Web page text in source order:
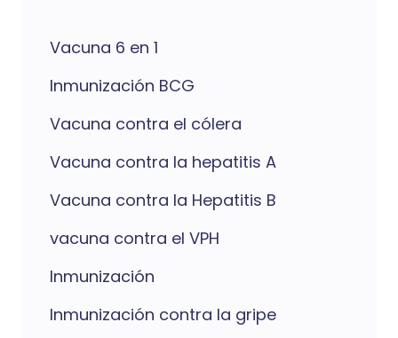
Vacuna 6 en 1
Inmunización BCG
Vacuna contra el cólera
Vacuna contra la hepatitis A
Vacuna contra la Hepatitis B
vacuna contra el VPH
Inmunización
Inmunización contra la gripe